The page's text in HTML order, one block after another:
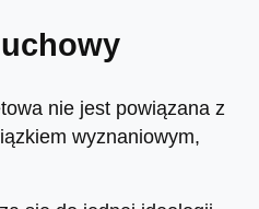
nie jest powiązana z
wyznaniowym,